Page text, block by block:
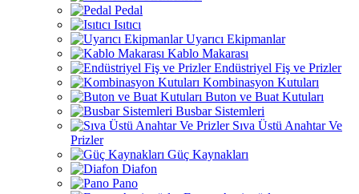
Pedal
Isıtıcı
Uyarıcı Ekipmanlar
Kablo Makarası
Endüstriyel Fiş ve Prizler
Kombinasyon Kutuları
Buton ve Buat Kutuları
Busbar Sistemleri
Sıva Üstü Anahtar Ve
Prizler
Güç Kaynakları
Diafon
Pano